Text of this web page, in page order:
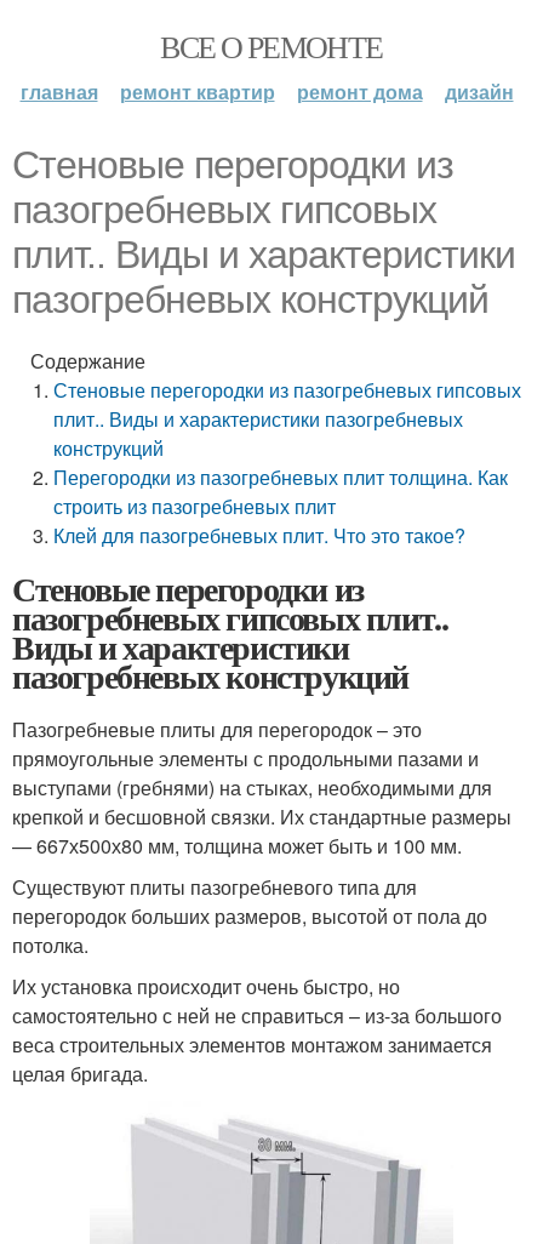
ВСЕ О РЕМОНТЕ
главная ремонт квартир ремонт дома дизайн
Стеновые перегородки из
пазогребневых гипсовых
плит.. Виды и характеристики
пазогребневых конструкций
Содержание
Стеновые перегородки из пазогребневых гипсовых
плит.. Виды и характеристики пазогребневых
конструкций
Перегородки из пазогребневых плит толщина. Как
строить из пазогребневых плит
Клей для пазогребневых плит. Что это такое?
Стеновые перегородки из
пазогребневых гипсовых плит..
Виды и характеристики
пазогребневых конструкций
Пазогребневые плиты для перегородок – это
прямоугольные элементы с продольными пазами и
выступами (гребнями) на стыках, необходимыми для
крепкой и бесшовной связки. Их стандартные размеры
— 667х500х80 мм, толщина может быть и 100 мм.
Существуют плиты пазогребневого типа для
перегородок больших размеров, высотой от пола до
потолка.
Их установка происходит очень быстро, но
самостоятельно с ней не справиться – из-за большого
веса строительных элементов монтажом занимается
целая бригада.